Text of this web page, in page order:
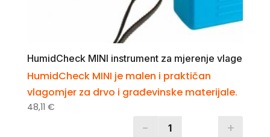
HumidCheck MINI instrument za mjerenje vlage
HumidCheck MINI je malen i praktičan
vlagomjer za drvo i građevinske materijale.
48,11 €
- +